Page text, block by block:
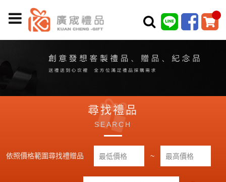
尋找禮品
SEARCH
依照價格範圍尋找禮贈品 ~